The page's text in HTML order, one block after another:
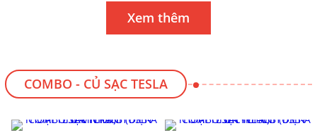
Xem thêm
COMBO - CỦ SẠC TESLA